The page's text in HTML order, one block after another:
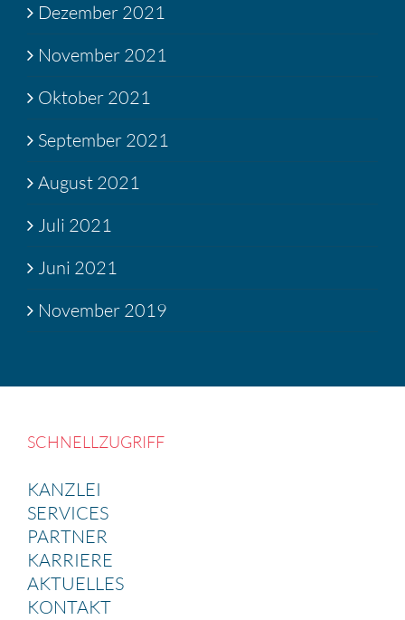
Dezember 2021
November 2021
Oktober 2021
September 2021
August 2021
Juli 2021
Juni 2021
November 2019
SCHNELL­ZU­GRIFF
KANZLEI
SERVICES
PARTNER
KARRIERE
AKTUELLES
KONTAKT